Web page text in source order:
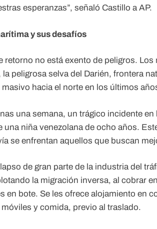
esperanzas”, señaló Castillo a AP.
y sus desafíos
retorno no está exento de peligros.
peligrosa selva del Darién, frontera
hacia el norte en los últimos
una semana, un trágico incidente
una niña venezolana de ocho años.
se enfrentan aquellos que buscan
de gran parte de la industria del
la migración inversa, al cobrar
en bote. Se les ofrece alojamiento en
y comida, previo al traslado.